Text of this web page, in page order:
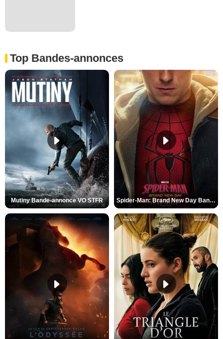
Top Bandes-annonces
Mutiny Bande-annonce VO STFR Spider-Man: Brand New Day Bande-annonce VO STFR